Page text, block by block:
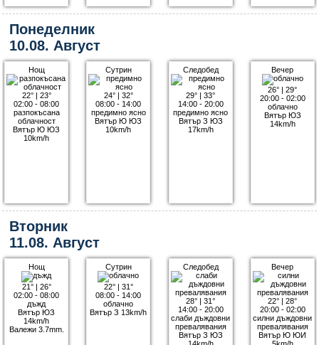
Понеделник
10.08. Август
Нощ
22°| 23°
02:00 - 08:00
разпокъсана
облачност
Вятър Ю ЮЗ
10km/h
Сутрин
24°| 32°
08:00 - 14:00
предимно ясно
Вятър Ю ЮЗ
10km/h
Следобед
29° |33°
14:00 - 20:00
предимно ясно
Вятър З ЮЗ
17km/h
Вечер
26° |29°
20:00 - 02:00
облачно
Вятър ЮЗ
14km/h
Вторник
11.08. Август
Нощ
21°| 26°
02:00 - 08:00
дъжд
Вятър ЮЗ
14km/h
Валежи 3.7mm.
Сутрин
22°| 31°
08:00 - 14:00
облачно
Вятър З 13km/h
Следобед
28° |31°
14:00 - 20:00
слаби дъждовни
превалявания
Вятър З ЮЗ
Вечер
22° |28°
20:00 - 02:00
силни дъждовни
превалявания
Вятър Ю ЮИ